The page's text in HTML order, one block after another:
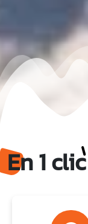
Ville du
En 1 clic